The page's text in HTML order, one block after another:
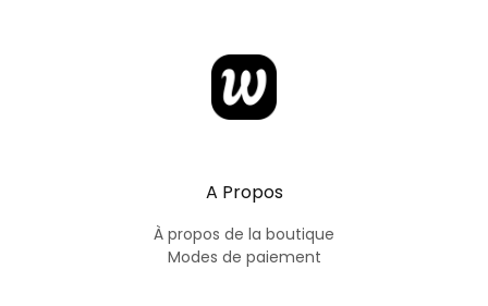
A Propos
À propos de la boutique
Modes de paiement